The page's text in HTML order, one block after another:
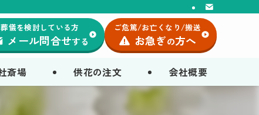
斎場 供花の注文 会社概要
葬儀を検討している方
メール問合せする
ご危篤/お亡くなり/搬送
お急ぎの方へ